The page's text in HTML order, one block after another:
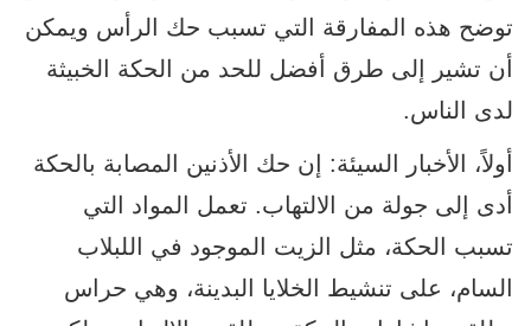
توضح هذه المفارقة التي تسبب حك الرأس ويمكن
أن تشير إلى طرق أفضل للحد من الحكة الخبيثة
لدى الناس.
أولاً، الأخبار السيئة: إن حك الأذنين المصابة بالحكة
أدى إلى جولة من الالتهاب. تعمل المواد التي
تسبب الحكة، مثل الزيت الموجود في اللبلاب
السام، على تنشيط الخلايا البدينة، وهي حراس